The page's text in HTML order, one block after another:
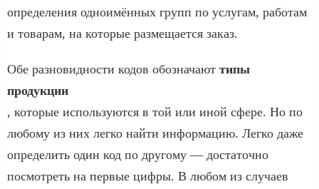
определения одноимённых групп по услугам, работам
и товарам, на которые размещается заказ.
Обе разновидности кодов обозначают типы
продукции
, которые используются в той или иной сфере. Но по
любому из них легко найти информацию. Легко даже
определить один код по другому — достаточно
посмотреть на первые цифры. В любом из случаев